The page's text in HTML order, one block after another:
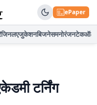
ePaper
एजुकेशनबिजनेसमनोरंजनटेकऑटो
टर्निंग